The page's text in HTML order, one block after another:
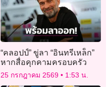
“คลอปป์” ขู่ลา “อินทรีเหล็ก”
หากสื่อคุกคามครอบครัว
25 กรกฎาคม 2569 1:53 น.